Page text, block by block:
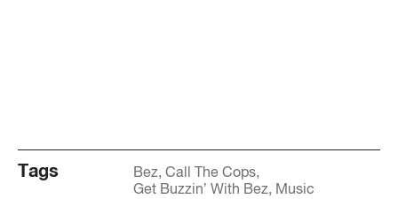
Tags Bez Call The Cops
Get Buzzin’ With Bez Music